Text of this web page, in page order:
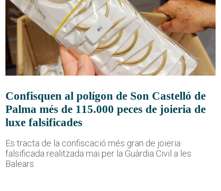
Confisquen al polígon de Son Castelló de
Palma més de 115.000 peces de joieria de
luxe falsificades
Es tracta de la confiscació més gran de joieria
falsificada realitzada mai per la Guàrdia Civil a les
Balears